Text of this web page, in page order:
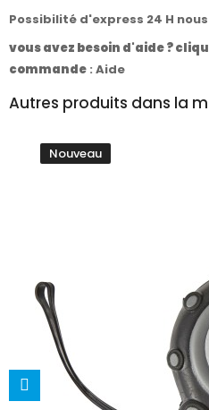
Possibilité d'express 24 H
vous avez besoin d'aide ?
commande : Aide
Autres produits dans la
Nouveau